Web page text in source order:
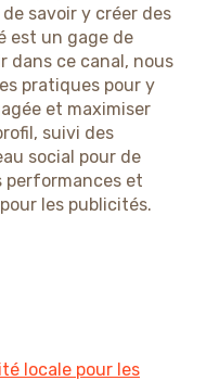
savoir y créer des
est un gage de
dans ce canal, nous
pratiques pour y
et maximiser
suivi des
social pour de
performances et
les publicités.
locale pour les